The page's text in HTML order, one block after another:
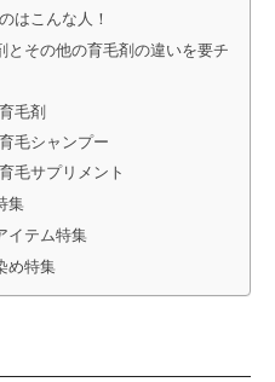
はこんな人！
その他の育毛剤の違いを要チ
毛剤
毛シャンプー
毛サプリメント
集
イテム特集
め特集